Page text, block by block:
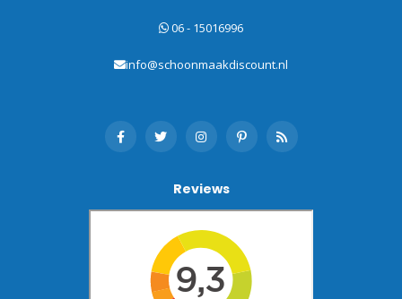
06 - 15016996
info@schoonmaakdiscount.nl
Reviews